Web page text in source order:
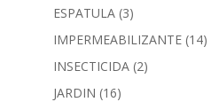
ESPATULA (3)
IMPERMEABILIZANTE (14)
INSECTICIDA (2)
JARDIN (16)